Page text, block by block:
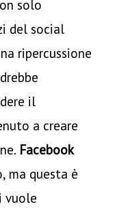
solo
del social
ripercussione
il
a creare
Facebook
ma questa è
vuole